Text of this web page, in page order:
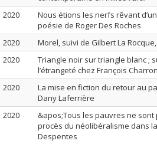
2020
Nous étions les nerfs rêvant
poésie de Roger Des Roches
2020
Morel, suivi de Gilbert La
2020
Triangle noir sur triangle blanc ;
l’étrangeté chez François Charron
2020
La mise en fiction du retour au
Dany Laferrière
2020
&apos;Tous les pauvres ne
procès du néolibéralisme dans
Despentes